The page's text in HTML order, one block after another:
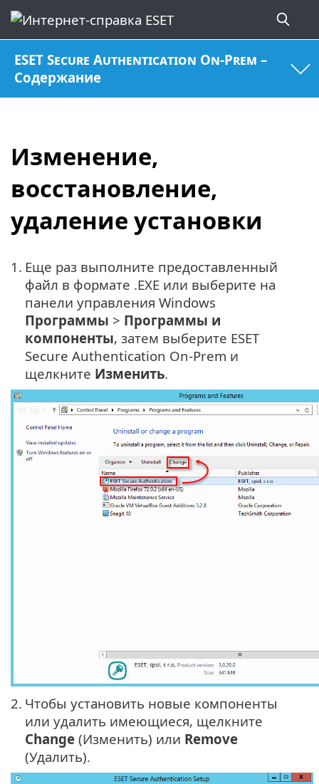
ESET Secure Authentication On-Prem –
Содержание
Изменение,
восстановление,
удаление установки
1. Еще раз выполните предоставленный
файл в формате .EXE или выберите на
панели управления Windows
Программы > Программы и
компоненты, затем выберите ESET
Secure Authentication On-Prem и
щелкните Изменить.
2. Чтобы установить новые компоненты
или удалить имеющиеся, щелкните
Change (Изменить) или Remove
(Удалить).